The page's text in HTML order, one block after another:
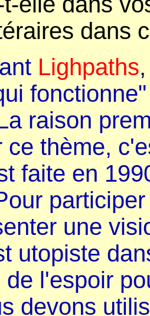
dans
Lighpaths,
raison
ce thème,
faite en
une
utopiste
de l'espoir
devons